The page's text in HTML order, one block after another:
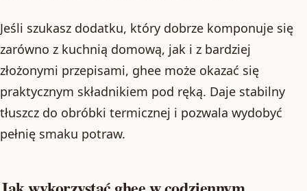
Jeśli szukasz dodatku, który dobrze komponuje się
zarówno z kuchnią domową, jak i z bardziej
złożonymi przepisami, ghee może okazać się
praktycznym składnikiem pod ręką. Daje stabilny
tłuszcz do obróbki termicznej i pozwala wydobyć
pełnię smaku potraw.